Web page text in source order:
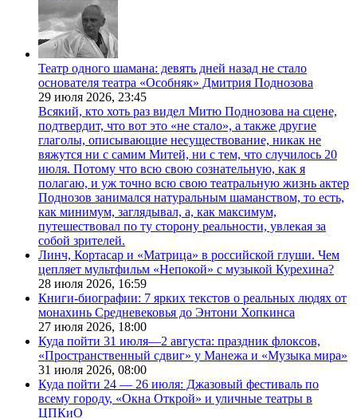
Театр одного шамана: девять дней назад не стало
основателя театра «Особняк» Дмитрия Поднозова
29 июля 2026, 23:45
Всякий, кто хоть раз видел Митю Поднозова на сцене,
подтвердит, что вот это «не стало», а также другие
глаголы, описывающие несуществование, никак не
вяжутся ни с самим Митей, ни с тем, что случилось 20
июля. Потому что всю свою сознательную, как я
полагаю, и уж точно всю свою театральную жизнь актер
Поднозов занимался натуральным шаманством, то есть,
как минимум, заглядывал, а, как максимум,
путешествовал по ту сторону реальности, увлекая за
собой зрителей.
Линч, Кортасар и «Матрица» в российской глуши. Чем
цепляет мультфильм «Непокой» с музыкой Курехина?
28 июля 2026, 16:59
Книги-биографии: 7 ярких текстов о реальных людях от
монахинь Средневековья до Энтони Хопкинса
27 июля 2026, 18:00
Куда пойти 31 июля—2 августа: праздник флоксов,
«Пространственный сдвиг» у Манежа и «Музыка мира»
31 июля 2026, 08:00
Куда пойти 24 — 26 июля: Джазовый фестиваль по
всему городу, «Окна Открой» и уличные театры в
ЦПКиО